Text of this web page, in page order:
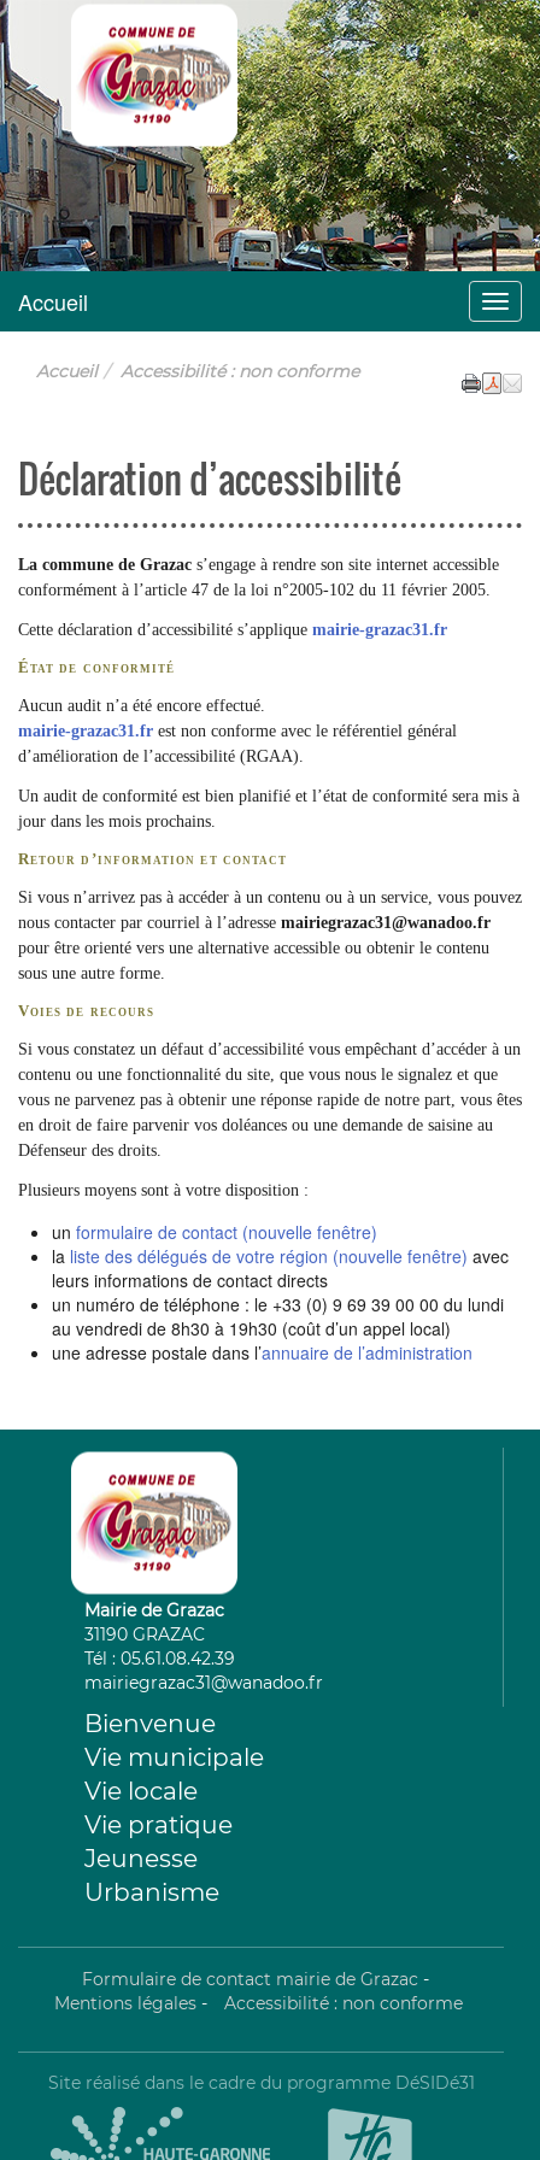
Grazac
Menu
Accueil
Accueil Accessibilité : non conforme
Déclaration d’accessibilité
La commune de Grazac s’engage à rendre son site internet accessible
conformément à l’article 47 de la loi n°2005-102 du 11 février 2005.
Cette déclaration d’accessibilité s’applique mairie-grazac31.fr
État de conformité
Aucun audit n’a été encore effectué.
mairie-grazac31.fr est non conforme avec le référentiel général
d’amélioration de l’accessibilité (RGAA).
Un audit de conformité est bien planifié et l’état de conformité sera mis à
jour dans les mois prochains.
Retour d’information et contact
Si vous n’arrivez pas à accéder à un contenu ou à un service, vous pouvez
nous contacter par courriel à l’adresse mairiegrazac31@wanadoo.fr
pour être orienté vers une alternative accessible ou obtenir le contenu
sous une autre forme.
Voies de recours
Si vous constatez un défaut d’accessibilité vous empêchant d’accéder à un
contenu ou une fonctionnalité du site, que vous nous le signalez et que
vous ne parvenez pas à obtenir une réponse rapide de notre part, vous êtes
en droit de faire parvenir vos doléances ou une demande de saisine au
Défenseur des droits.
Plusieurs moyens sont à votre disposition :
un formulaire de contact (nouvelle fenêtre)
la liste des délégués de votre région (nouvelle fenêtre) avec
leurs informations de contact directs
un numéro de téléphone : le +33 (0) 9 69 39 00 00 du lundi
au vendredi de 8h30 à 19h30 (coût d’un appel local)
une adresse postale dans l’annuaire de l’administration
Mairie de Grazac
31190 GRAZAC
Tél : 05.61.08.42.39
mairiegrazac31@wanadoo.fr
Bienvenue
Vie municipale
Vie locale
Vie pratique
Jeunesse
Urbanisme
Formulaire de contact mairie de Grazac -
Mentions légales- Accessibilité : non conforme
Site réalisé dans le cadre du programme DéSIDé31